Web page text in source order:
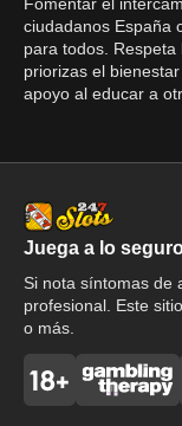
Fomentar el
ciudadanos España
para todos.
priorizas el
apoyo al educar a
Juega a lo
Si nota síntomas de
profesional. Este
o más.